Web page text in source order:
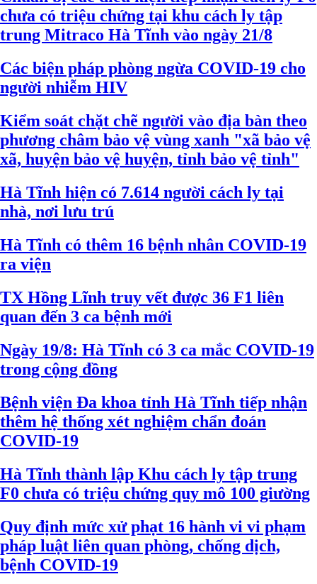
chưa có triệu chứng tại khu cách ly tập
trung Mitraco Hà Tĩnh vào ngày 21/8
Các biện pháp phòng ngừa COVID-19 cho
người nhiễm HIV
Kiểm soát chặt chẽ người vào địa bàn theo
phương châm bảo vệ vùng xanh "xã bảo vệ
xã, huyện bảo vệ huyện, tỉnh bảo vệ tỉnh"
Hà Tĩnh hiện có 7.614 người cách ly tại
nhà, nơi lưu trú
Hà Tĩnh có thêm 16 bệnh nhân COVID-19
ra viện
TX Hồng Lĩnh truy vết được 36 F1 liên
quan đến 3 ca bệnh mới
Ngày 19/8: Hà Tĩnh có 3 ca mắc COVID-19
trong cộng đồng
Bệnh viện Đa khoa tỉnh Hà Tĩnh tiếp nhận
thêm hệ thống xét nghiệm chẩn đoán
COVID-19
Hà Tĩnh thành lập Khu cách ly tập trung
F0 chưa có triệu chứng quy mô 100 giường
Quy định mức xử phạt 16 hành vi vi phạm
pháp luật liên quan phòng, chống dịch,
bệnh COVID-19